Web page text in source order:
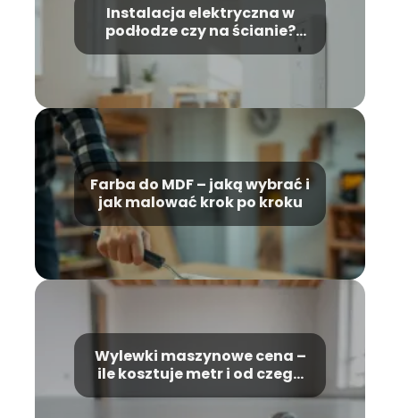
Instalacja elektryczna w
podłodze czy na ścianie?
Farba do MDF – jaką wybrać i
jak malować krok po kroku
Wylewki maszynowe cena –
ile kosztuje metr i od czego